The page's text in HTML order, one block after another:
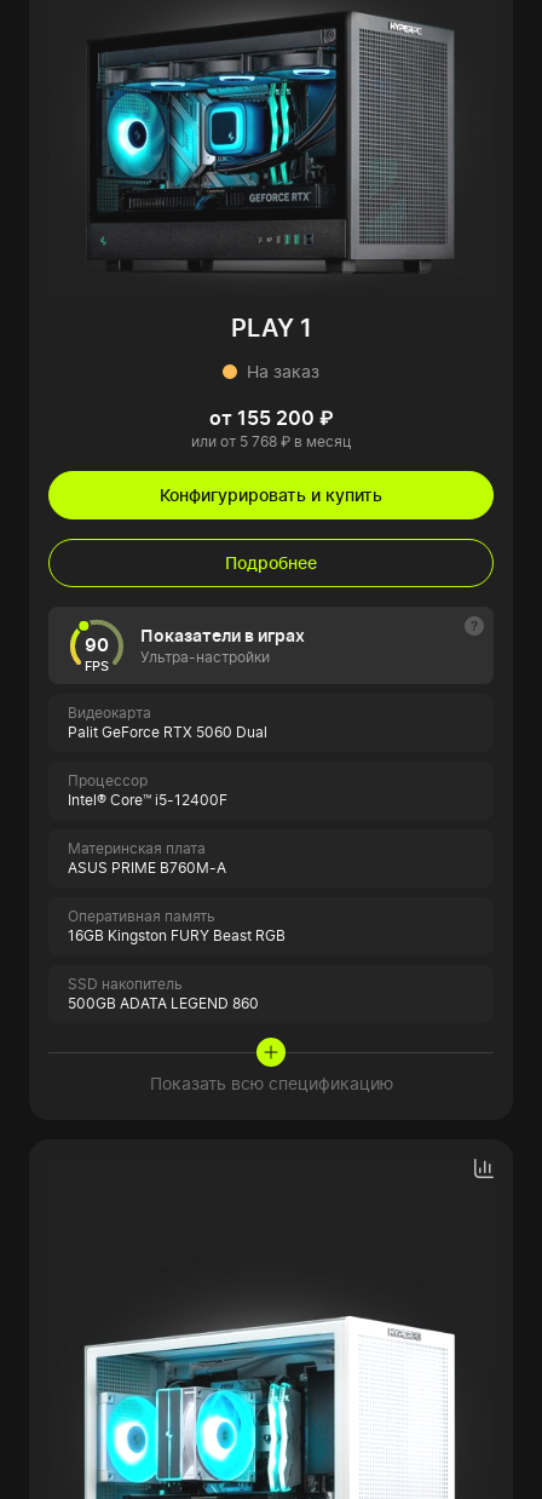
PLAY 1
На заказ
от 155 200 ₽
или от 5 768 ₽ в месяц
Конфигурировать и купить
Подробнее
90
FPS
Показатели в играх
Ультра-настройки
Видеокарта
Palit GeForce RTX 5060 Dual
Процессор
Intel® Core™ i5-12400F
Материнская плата
ASUS PRIME B760M-A
Оперативная память
16GB Kingston FURY Beast RGB
SSD накопитель
500GB ADATA LEGEND 860
Показать всю спецификацию